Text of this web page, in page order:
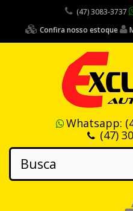
(47) 3083-3737
Confira nosso estoque
Whatsapp:
(47)